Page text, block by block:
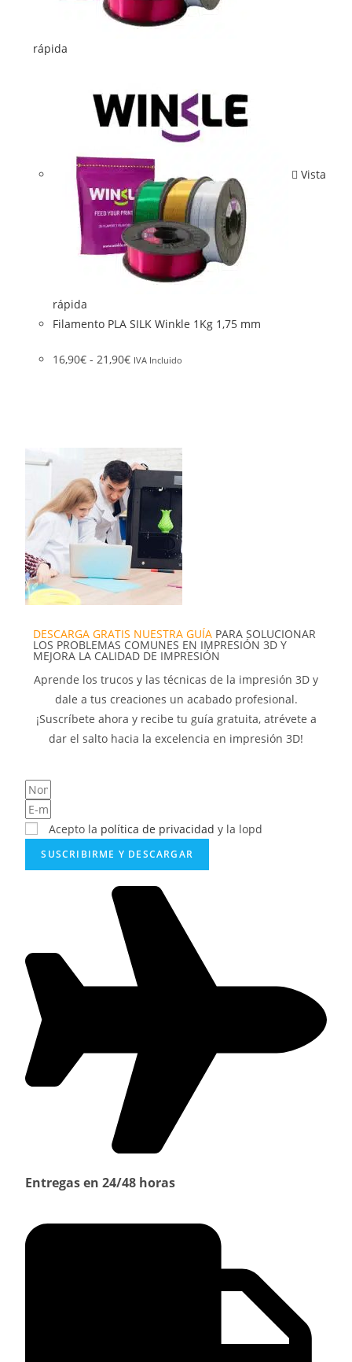
rápida
Vista
rápida
Filamento PLA SILK Winkle 1Kg 1,75 mm
16,90€ - 21,90€ IVA Incluido
DESCARGA GRATIS NUESTRA GUÍA PARA SOLUCIONAR
LOS PROBLEMAS COMUNES EN IMPRESIÓN 3D Y
MEJORA LA CALIDAD DE IMPRESIÓN
Aprende los trucos y las técnicas de la impresión 3D y
dale a tus creaciones un acabado profesional.
¡Suscríbete ahora y recibe tu guía gratuita, atrévete a
dar el salto hacia la excelencia en impresión 3D!
Acepto la política de privacidad y la lopd
SUSCRIBIRME Y DESCARGAR
Entregas en 24/48 horas